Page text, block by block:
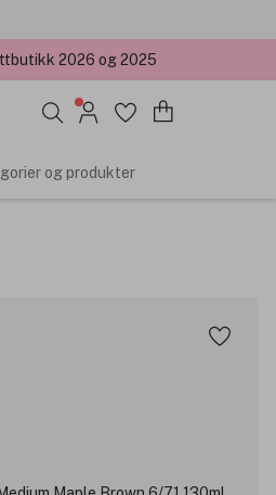
2026 og 2025
og produkter